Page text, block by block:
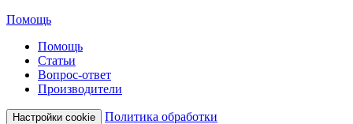
Помощь
Помощь
Статьи
Вопрос-ответ
Производители
Настройки cookie
Политика обработки